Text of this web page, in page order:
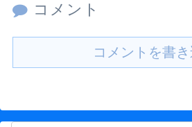
コメント
コメントを書